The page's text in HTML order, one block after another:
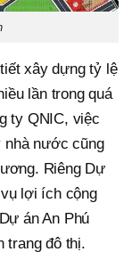
xây dựng tỷ lệ
lần trong quá
ty QNIC, việc
nhà nước cũng
Riêng Dự
lợi ích cộng
án An Phú
trang đô thị.